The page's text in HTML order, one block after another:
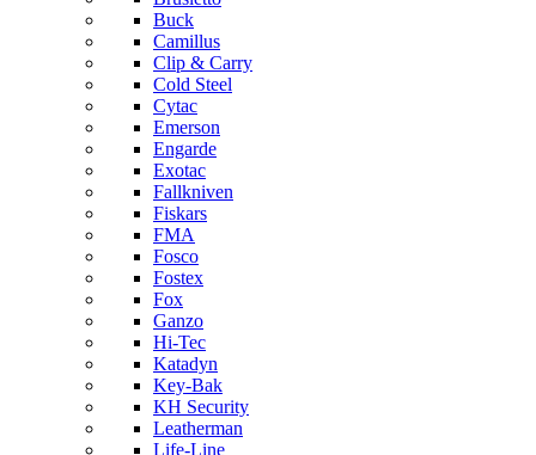
Buck
Camillus
Clip & Carry
Cold Steel
Cytac
Emerson
Engarde
Exotac
Fallkniven
Fiskars
FMA
Fosco
Fostex
Fox
Ganzo
Hi-Tec
Katadyn
Key-Bak
KH Security
Leatherman
Life-Line